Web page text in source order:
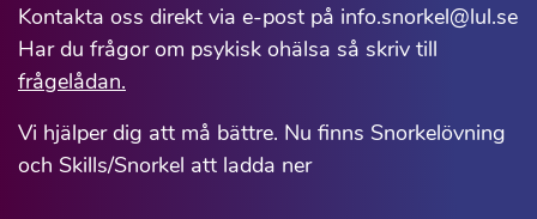
Kontakta oss direkt via e-post på info.snorkel@lul.se
Har du frågor om psykisk ohälsa så skriv till
frågelådan.
Vi hjälper dig att må bättre. Nu finns Snorkelövning
och Skills/Snorkel att ladda ner